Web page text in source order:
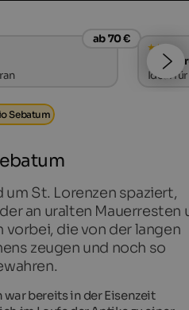
ab 70 €
Hotel
Ideal
Sebatum
um St. Lorenzen spaziert,
an uralten Mauerresten
vorbei, die von der langen
zeugen und noch so
war bereits in der Eisenzeit